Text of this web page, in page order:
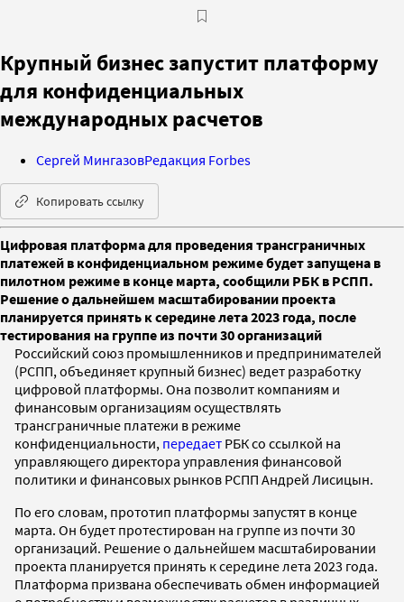
Крупный бизнес запустит платформу
для конфиденциальных
международных расчетов
Сергей МингазовРедакция Forbes
Копировать ссылку
Цифровая платформа для проведения трансграничных
платежей в конфиденциальном режиме будет запущена в
пилотном режиме в конце марта, сообщили РБК в РСПП.
Решение о дальнейшем масштабировании проекта
планируется принять к середине лета 2023 года, после
тестирования на группе из почти 30 организаций
Российский союз промышленников и предпринимателей
(РСПП, объединяет крупный бизнес) ведет разработку
цифровой платформы. Она позволит компаниям и
финансовым организациям осуществлять
трансграничные платежи в режиме
конфиденциальности, передает РБК со ссылкой на
управляющего директора управления финансовой
политики и финансовых рынков РСПП Андрей Лисицын.
По его словам, прототип платформы запустят в конце
марта. Он будет протестирован на группе из почти 30
организаций. Решение о дальнейшем масштабировании
проекта планируется принять к середине лета 2023 года.
Платформа призвана обеспечивать обмен информацией